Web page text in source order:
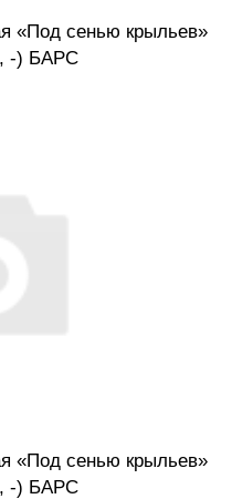
«Под сенью крыльев»
-) БАРС
«Под сенью крыльев»
-) БАРС